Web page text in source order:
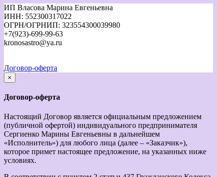
ИП Власова Марина Евгеньевна
ИНН: 552300317022
ОГРН/ОГРНИП: 323554300039980
+7(923)-699-99-63
kronosastro@ya.ru
Договор-оферта
×
закрыть
Договор-оферта
Настоящий Договор является официальным предложением
(публичной офертой) индивидуального предпринимателя
Сергиенко Марины Евгеньевны в дальнейшем
«Исполнитель») для любого лица (далее – «Заказчик»),
которое примет настоящее предложение, на указанных ниже
условиях.